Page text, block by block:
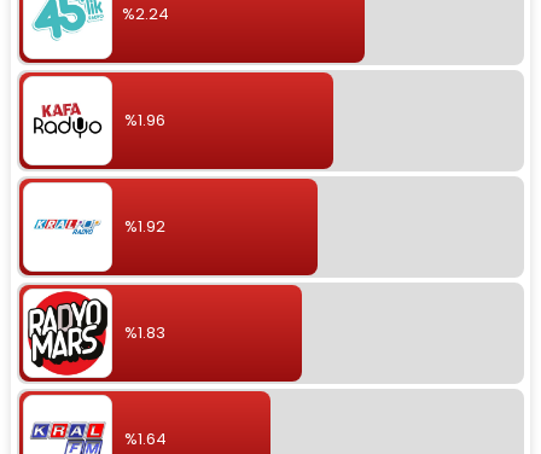
%2.24
%1.96
%1.92
%1.83
%1.64